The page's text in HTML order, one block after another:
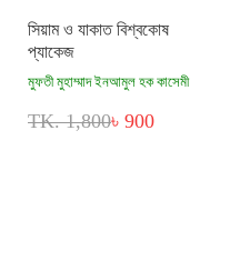
সিয়াম ও যাকাত বিশ্বকোষ
প্যাকেজ
মুফতী মুহাম্মাদ ইনআমুল হক কাসেমী
TK. 1,800৳ 900